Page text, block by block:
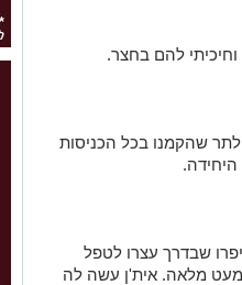
להם בחצר.
שהקמנו בכל הכניסות
שבדרך עצרו לטפל
מלאה. אית'ן עשה לה